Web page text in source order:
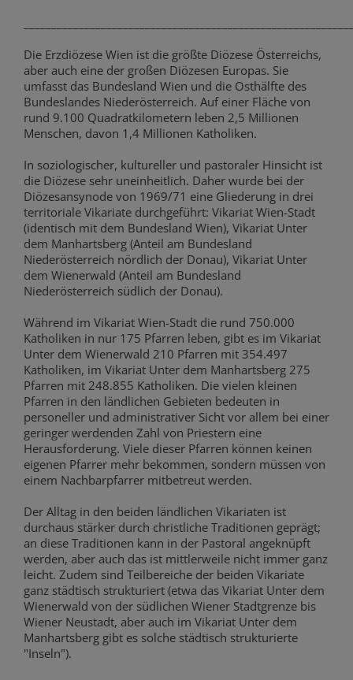
Die Erzdiözese Wien ist die größte Diözese Österreichs,
aber auch eine der großen Diözesen Europas. Sie
umfasst das Bundesland Wien und die Osthälfte des
Bundeslandes Niederösterreich. Auf einer Fläche von
rund 9.100 Quadratkilometern leben 2,5 Millionen
Menschen, davon 1,4 Millionen Katholiken.
In soziologischer, kultureller und pastoraler Hinsicht ist
die Diözese sehr uneinheitlich. Daher wurde bei der
Diözesansynode von 1969/71 eine Gliederung in drei
territoriale Vikariate durchgeführt: Vikariat Wien-Stadt
(identisch mit dem Bundesland Wien), Vikariat Unter
dem Manhartsberg (Anteil am Bundesland
Niederösterreich nördlich der Donau), Vikariat Unter
dem Wienerwald (Anteil am Bundesland
Niederösterreich südlich der Donau).
Während im Vikariat Wien-Stadt die rund 750.000
Katholiken in nur 175 Pfarren leben, gibt es im Vikariat
Unter dem Wienerwald 210 Pfarren mit 354.497
Katholiken, im Vikariat Unter dem Manhartsberg 275
Pfarren mit 248.855 Katholiken. Die vielen kleinen
Pfarren in den ländlichen Gebieten bedeuten in
personeller und administrativer Sicht vor allem bei einer
geringer werdenden Zahl von Priestern eine
Herausforderung. Viele dieser Pfarren können keinen
eigenen Pfarrer mehr bekommen, sondern müssen von
einem Nachbarpfarrer mitbetreut werden.
Der Alltag in den beiden ländlichen Vikariaten ist
durchaus stärker durch christliche Traditionen geprägt;
an diese Traditionen kann in der Pastoral angeknüpft
werden, aber auch das ist mittlerweile nicht immer ganz
leicht. Zudem sind Teilbereiche der beiden Vikariate
ganz städtisch strukturiert (etwa das Vikariat Unter dem
Wienerwald von der südlichen Wiener Stadtgrenze bis
Wiener Neustadt, aber auch im Vikariat Unter dem
Manhartsberg gibt es solche städtisch strukturierte
"Inseln").